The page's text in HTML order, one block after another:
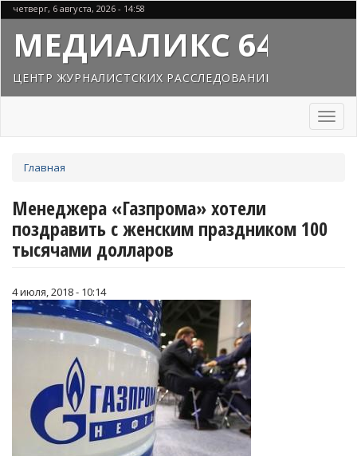
Перейти
к
основному
содержанию
четверг, 6 августа, 2026 - 14:58
МЕДИАЛИКС 64
ЦЕНТР ЖУРНАЛИСТСКИХ РАССЛЕДОВАНИЙ
Toggle
здесь
Главная
Менеджера «Газпрома» хотели
поздравить с женским праздником 100
тысячами долларов
4 июля, 2018 - 10:14